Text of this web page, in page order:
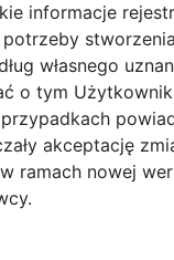
informacje
własnego
o tym
akceptację
ramach nowej